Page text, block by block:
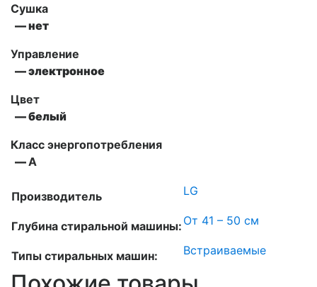
Сушка
— нет
Управление
— электронное
Цвет
— белый
Класс энергопотребления
—А
Производитель LG
Глубина стиральной машины: От 41 – 50 см
Типы стиральных машин: Встраиваемые